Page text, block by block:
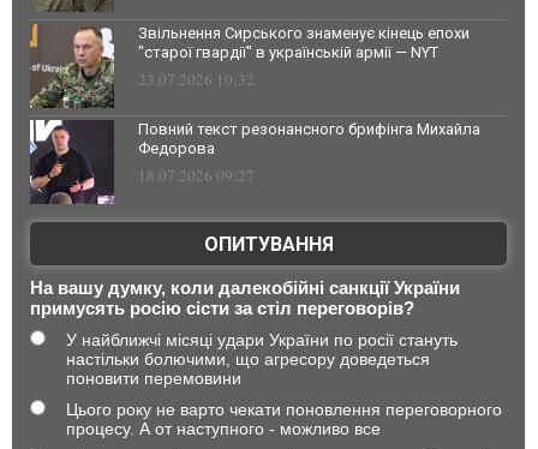
Звільнення Сирського знаменує кінець епохи
"старої гвардії" в українській армії — NYT
23.07.2026 10:32
Повний текст резонансного брифінга Михайла
Федорова
18.07.2026 09:27
ОПИТУВАННЯ
На вашу думку, коли далекобійні санкції України
примусять росію сісти за стіл переговорів?
У найближчі місяці удари України по росії стануть
настільки болючими, що агресору доведеться
поновити перемовини
Цього року не варто чекати поновлення переговорного
процесу. А от наступного - можливо все